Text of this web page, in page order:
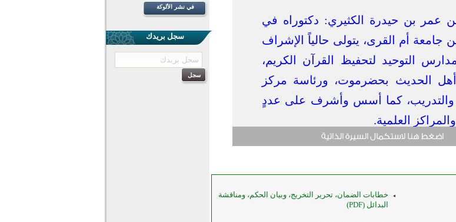
عمر بن حيدرة الكثيري: دكتوراه في
جامعة أم القرى، يتولى حالياً الإشراف
التوحيد لتحفيظ القرآن الكريم،
الحديث بحضرموت، ورئاسة مركز
كما أسس وأشرف على عددٍ
العلمية.
خطابات الضمان، تحرير التخريج، وبيان الحكم، ومناقشة
البدائل (PDF)
في نشر الألوكة
سجل بريدك